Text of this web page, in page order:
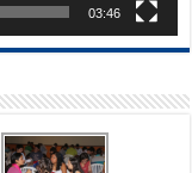
03:46